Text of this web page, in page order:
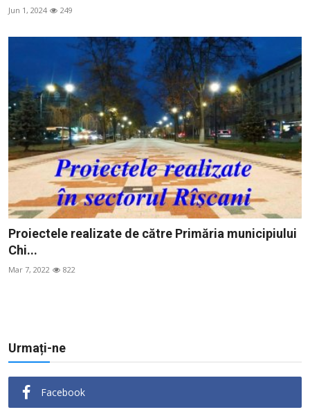
Jun 1, 2024 249
Proiectele realizate de către Primăria municipiului
Chi...
Mar 7, 2022 822
Urmați-ne
Facebook